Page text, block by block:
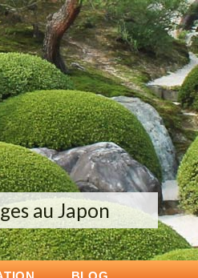
maximum
en Islande
au Japon